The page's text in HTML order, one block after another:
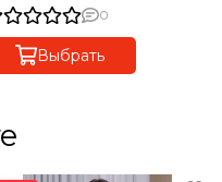
0
Выбрать